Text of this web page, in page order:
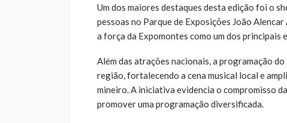
Um dos maiores destaques desta edição foi o
pessoas no Parque de Exposições João
a força da Expomontes como um dos
Além das atrações nacionais, a programação
região, fortalecendo a cena musical local e
mineiro. A iniciativa evidencia o compromisso
promover uma programação diversificada.